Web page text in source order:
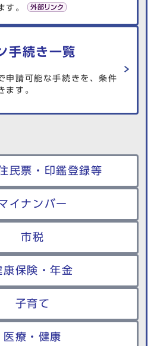
す。
手続き一覧
申請可能な手続きを、条件
ます。
民票・印鑑登録等
イナンバー
市税
康保険・年金
子育て
医療・健康